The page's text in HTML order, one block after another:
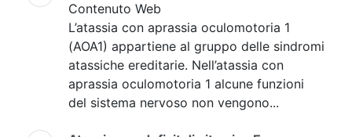
Contenuto Web
L’atassia con aprassia oculomotoria 1
(AOA1) appartiene al gruppo delle sindromi
atassiche ereditarie. Nell’atassia con
aprassia oculomotoria 1 alcune funzioni
del sistema nervoso non vengono...